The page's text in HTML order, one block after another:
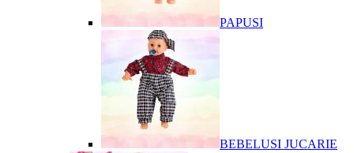
PAPUSI
BEBELUSI JUCARIE